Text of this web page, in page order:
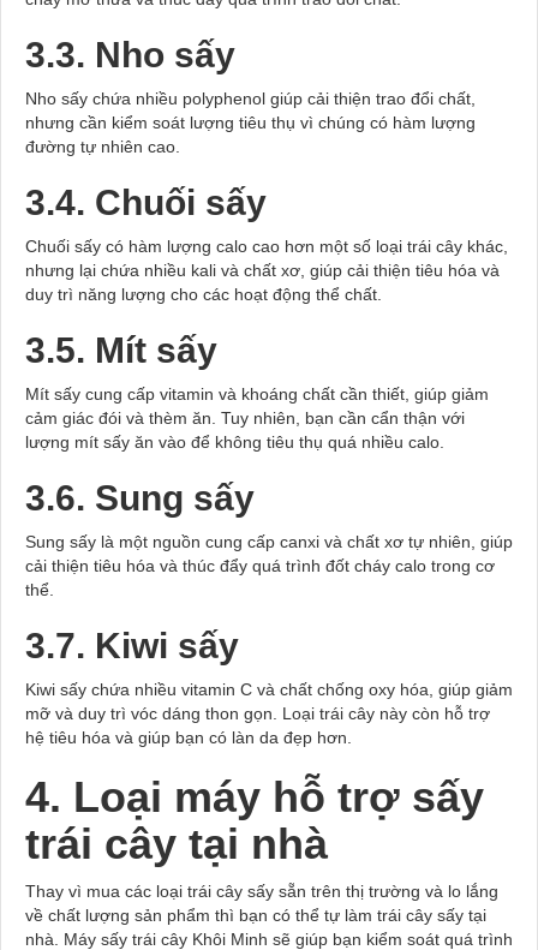
3.3. Nho sấy
Nho sấy chứa nhiều polyphenol giúp cải thiện trao đổi chất,
nhưng cần kiểm soát lượng tiêu thụ vì chúng có hàm lượng
đường tự nhiên cao.
3.4. Chuối sấy
Chuối sấy có hàm lượng calo cao hơn một số loại trái cây khác,
nhưng lại chứa nhiều kali và chất xơ, giúp cải thiện tiêu hóa và
duy trì năng lượng cho các hoạt động thể chất.
3.5. Mít sấy
Mít sấy cung cấp vitamin và khoáng chất cần thiết, giúp giảm
cảm giác đói và thèm ăn. Tuy nhiên, bạn cần cẩn thận với
lượng mít sấy ăn vào để không tiêu thụ quá nhiều calo.
3.6. Sung sấy
Sung sấy là một nguồn cung cấp canxi và chất xơ tự nhiên, giúp
cải thiện tiêu hóa và thúc đẩy quá trình đốt cháy calo trong cơ
thể.
3.7. Kiwi sấy
Kiwi sấy chứa nhiều vitamin C và chất chống oxy hóa, giúp giảm
mỡ và duy trì vóc dáng thon gọn. Loại trái cây này còn hỗ trợ
hệ tiêu hóa và giúp bạn có làn da đẹp hơn.
4. Loại máy hỗ trợ sấy
trái cây tại nhà
Thay vì mua các loại trái cây sấy sẵn trên thị trường và lo lắng
về chất lượng sản phẩm thì bạn có thể tự làm trái cây sấy tại
nhà. Máy sấy trái cây Khôi Minh sẽ giúp bạn kiểm soát quá trình